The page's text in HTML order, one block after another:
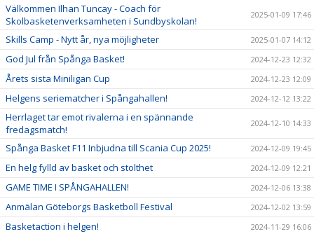
Välkommen Ilhan Tuncay - Coach för
Skolbasketenverksamheten i Sundbyskolan!
2025-01-09 17:46
Skills Camp - Nytt år, nya möjligheter 2025-01-07 14:12
God Jul från Spånga Basket! 2024-12-23 12:32
Årets sista Miniligan Cup 2024-12-23 12:09
Helgens seriematcher i Spångahallen! 2024-12-12 13:22
Herrlaget tar emot rivalerna i en spännande
fredagsmatch!
2024-12-10 14:33
Spånga Basket F11 Inbjudna till Scania Cup 2025! 2024-12-09 19:45
En helg fylld av basket och stolthet 2024-12-09 12:21
GAME TIME I SPÅNGAHALLEN! 2024-12-06 13:38
Anmälan Göteborgs Basketboll Festival 2024-12-02 13:59
Basketaction i helgen! 2024-11-29 16:06